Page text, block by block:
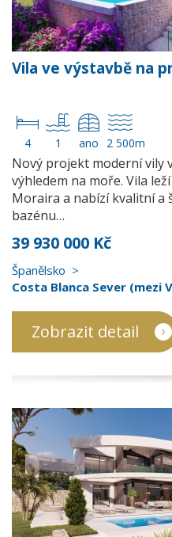
Vila ve výstavbě na
4 1 ano 2 500m
Nový projekt moderní vily
výhledem na moře. Vila
Moraira a nabízí kvalitní a
bazénu…
39 930 000 Kč
Španělsko
Costa Blanca Sever (mezi
Zobrazit detail